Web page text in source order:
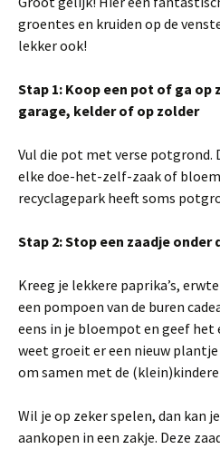
groentes en kruiden op de
lekker ook!
Stap 1: Koop een pot of ga op
garage, kelder of op zolder
Vul die pot met verse potgrond.
elke doe-het-zelf-zaak of
recyclagepark heeft soms
Stap 2: Stop een zaadje onder
Kreeg je lekkere paprika’s,
een pompoen van de buren
eens in je bloempot en geef het
weet groeit er een nieuw
om samen met de
Wil je op zeker spelen, dan kan
aankopen in een zakje. Deze